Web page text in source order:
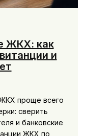
ЖКХ: как
и
проще всего
сверить
и банковские
ЖКХ по